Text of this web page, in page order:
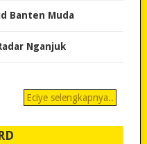
Banten Muda
Nganjuk
Eciye selengkapnya..